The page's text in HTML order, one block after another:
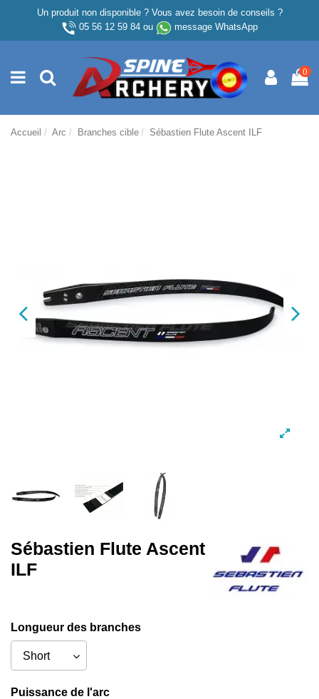
Un produit non disponible ? Vous avez besoin de conseils ?
05 56 12 59 84ou message WhatsApp
0
Accueil Arc Branches cible Sébastien Flute Ascent ILF
Sébastien Flute Ascent
ILF
Longueur des branches
Puissance de l'arc